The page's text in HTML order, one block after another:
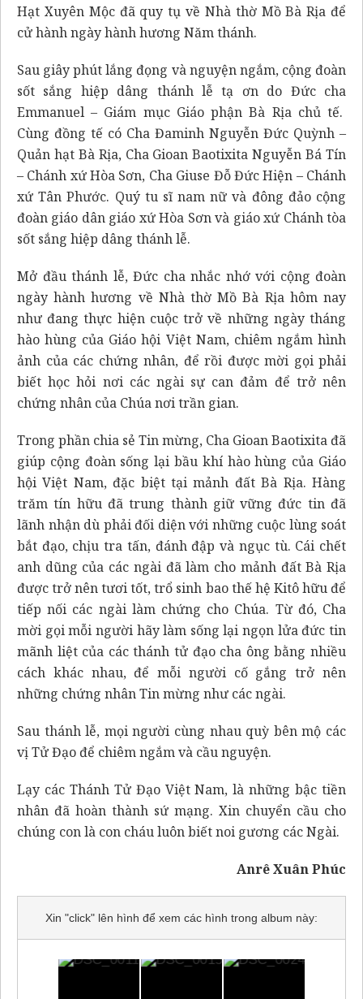
Hạt Xuyên Mộc đã quy tụ về Nhà thờ Mồ Bà Rịa để
cử hành ngày hành hương Năm thánh.
Sau giây phút lắng đọng và nguyện ngắm, cộng đoàn
sốt sắng hiệp dâng thánh lễ tạ ơn do Đức cha
Emmanuel – Giám mục Giáo phận Bà Rịa chủ tế.
Cùng đồng tế có Cha Đaminh Nguyễn Đức Quỳnh –
Quản hạt Bà Rịa, Cha Gioan Baotixita Nguyễn Bá Tín
– Chánh xứ Hòa Sơn, Cha Giuse Đỗ Đức Hiện – Chánh
xứ Tân Phước. Quý tu sĩ nam nữ và đông đảo cộng
đoàn giáo dân giáo xứ Hòa Sơn và giáo xứ Chánh tòa
sốt sắng hiệp dâng thánh lễ.
Mở đầu thánh lễ, Đức cha nhắc nhớ với cộng đoàn
ngày hành hương về Nhà thờ Mồ Bà Rịa hôm nay
như đang thực hiện cuộc trở về những ngày tháng
hào hùng của Giáo hội Việt Nam, chiêm ngắm hình
ảnh của các chứng nhân, để rồi được mời gọi phải
biết học hỏi nơi các ngài sự can đảm để trở nên
chứng nhân của Chúa nơi trần gian.
Trong phần chia sẻ Tin mừng, Cha Gioan Baotixita đã
giúp cộng đoàn sống lại bầu khí hào hùng của Giáo
hội Việt Nam, đặc biệt tại mảnh đất Bà Rịa. Hàng
trăm tín hữu đã trung thành giữ vững đức tin đã
lãnh nhận dù phải đối diện với những cuộc lùng soát
bắt đạo, chịu tra tấn, đánh đập và ngục tù. Cái chết
anh dũng của các ngài đã làm cho mảnh đất Bà Rịa
được trở nên tươi tốt, trổ sinh bao thế hệ Kitô hữu để
tiếp nối các ngài làm chứng cho Chúa. Từ đó, Cha
mời gọi mỗi người hãy làm sống lại ngọn lửa đức tin
mãnh liệt của các thánh tử đạo cha ông bằng nhiều
cách khác nhau, để mỗi người cố gắng trở nên
những chứng nhân Tin mừng như các ngài.
Sau thánh lễ, mọi người cùng nhau quỳ bên mộ các
vị Tử Đạo để chiêm ngắm và cầu nguyện.
Lạy các Thánh Tử Đạo Việt Nam, là những bậc tiền
nhân đã hoàn thành sứ mạng. Xin chuyển cầu cho
chúng con là con cháu luôn biết noi gương các Ngài.
Anrê Xuân Phúc
Xin "click" lên hình để xem các hình trong album này: